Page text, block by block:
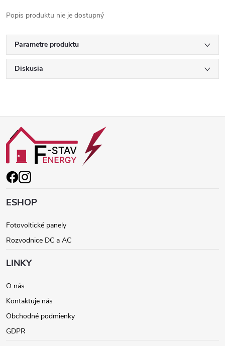
Popis produktu nie je dostupný
Parametre produktu
Diskusia
á
p
ä
e
ESHOP
Fotovoltické panely
Rozvodnice DC a AC
LINKY
O nás
Kontaktuje nás
Obchodné podmienky
GDPR